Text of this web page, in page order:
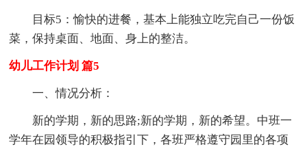
目标5：愉快的进餐，基本上能独立吃完自己一份饭
菜，保持桌面、地面、身上的整洁。
幼儿工作计划 篇5
一、情况分析：
新的学期，新的思路;新的学期，新的希望。中班一
学年在园领导的积极指引下，各班严格遵守园里的各项